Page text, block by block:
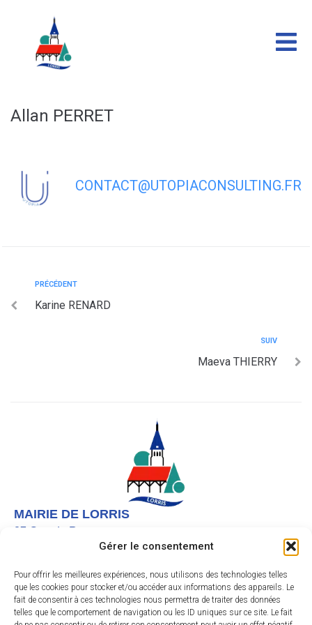
Gérer le consentement
Pour offrir les meilleures expériences, nous utilisons des technologies telles
que les cookies pour stocker et/ou accéder aux informations des appareils. Le
fait de consentir à ces technologies nous permettra de traiter des données
telles que le comportement de navigation ou les ID uniques sur ce site. Le fait
Allan PERRET
CONTACT@UTOPIACONSULTING.FR
PRÉCÉDENT
Karine RENARD
SUIV
Maeva THIERRY
MAIRIE DE LORRIS
27 Grande Rue,
Nous contacter
Instagram